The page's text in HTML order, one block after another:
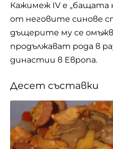
Кажимеж IV е „бащата
от неговите синове
дъщерите му се
продължават рода в
династии в Европа.
Десет съставки